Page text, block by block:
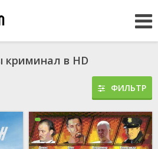
криминал в HD
ФИЛЬТР